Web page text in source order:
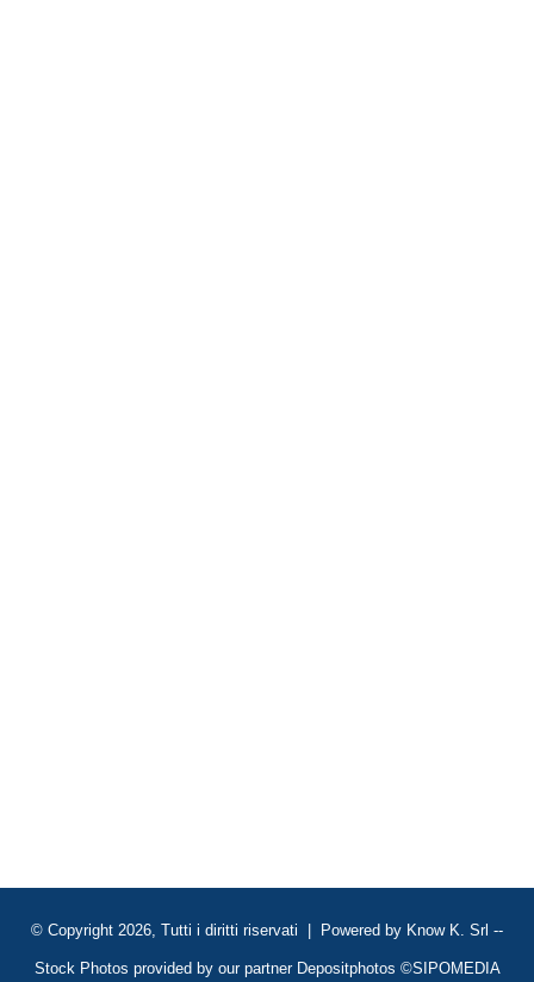
© Copyright 2026, Tutti i diritti riservati | Powered by Know K. Srl --
Stock Photos provided by our partner Depositphotos ©SIPOMEDIA